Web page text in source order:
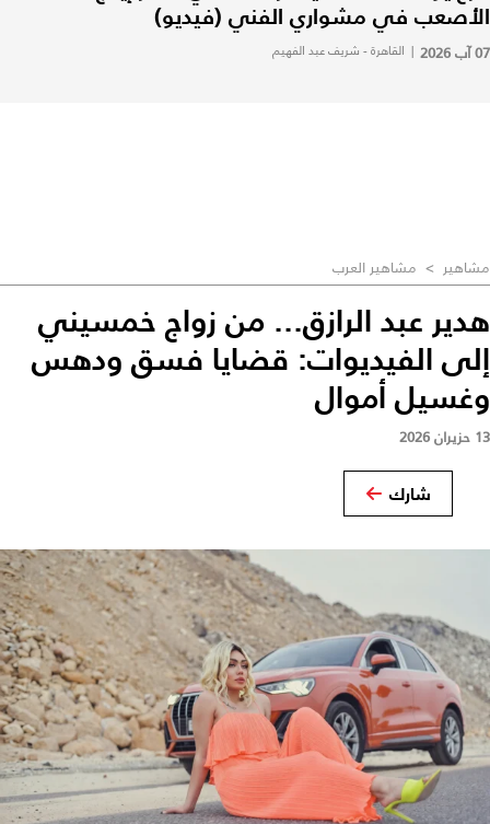
الأصعب في مشواري الفني (فيديو)
07 آب 2026 | القاهرة - شريف عبد الفهيم
مشاهير > مشاهير العرب
هدير عبد الرازق... من زواج خمسيني
إلى الفيديوات: قضايا فسق ودهس
وغسيل أموال
13 حزيران 2026
شارك